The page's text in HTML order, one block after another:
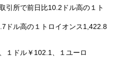
引所で前日比10.2ドル高の１ト
ドル高の１トロイオンス1,422.8
１ドル￥102.1、１ユーロ